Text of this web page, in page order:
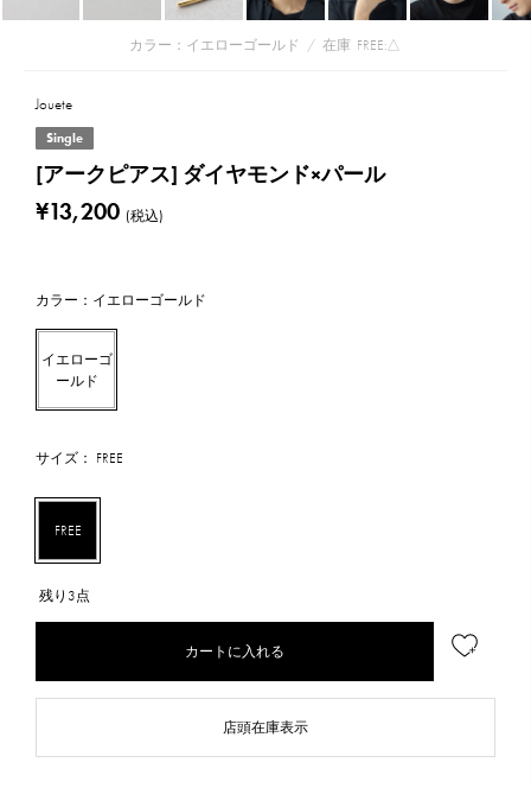
カラー：イエローゴールド / 在庫 FREE:△
Jouete
Single
[アークピアス] ダイヤモンド×パール
¥13,200 (税込)
カラー：イエローゴールド
イエローゴ
ールド
サイズ： FREE
FREE
残り3点
カートに入れる
店頭在庫表示